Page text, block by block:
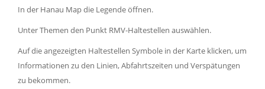
In der Hanau Map die Legende öffnen.
Unter Themen den Punkt RMV-Haltestellen auswählen.
Auf die angezeigten Haltestellen Symbole in der Karte klicken, um
Informationen zu den Linien, Abfahrtszeiten und Verspätungen
zu bekommen.